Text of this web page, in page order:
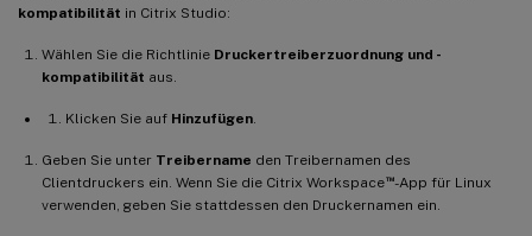
kompatibilität in Citrix Studio:
Wählen Sie die Richtlinie Druckertreiberzuordnung und -
kompatibilität aus.
Klicken Sie auf Hinzufügen
Geben Sie unter Treibername den Treibernamen des
Clientdruckers ein. Wenn Sie die Citrix Workspace™-App für Linux
verwenden, geben Sie stattdessen den Druckernamen ein.